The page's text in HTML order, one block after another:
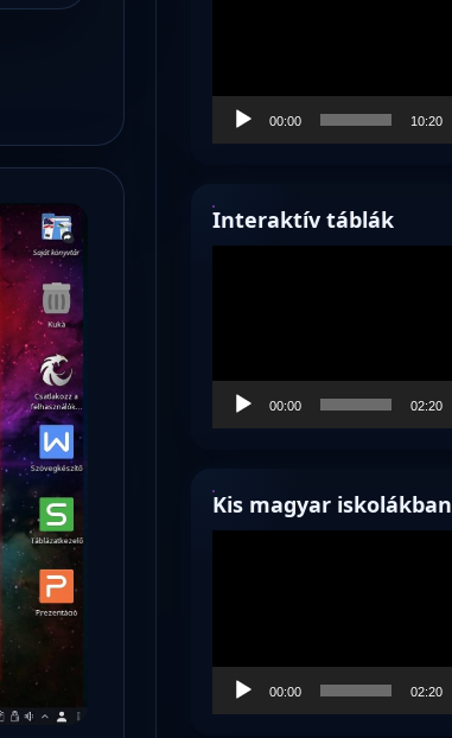
00:00 10:20
Interaktív táblák
00:00 02:20
Kis magyar iskolákban
00:00 02:20